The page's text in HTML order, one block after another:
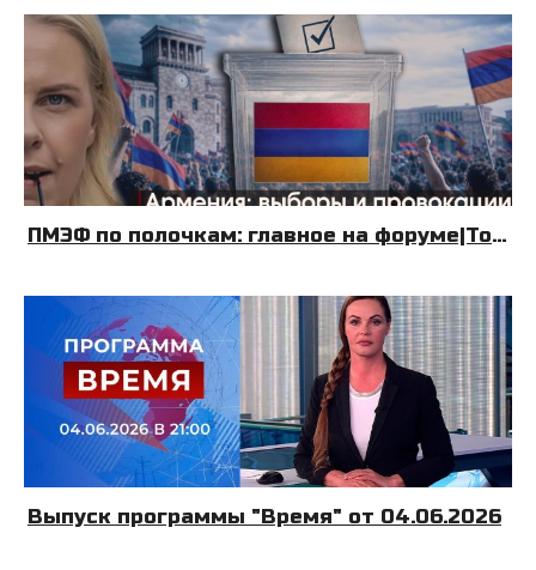
ПМЭФ по полочкам: главное на форуме|Топливный Крым| Армения: выборы и провокации|08.06.26|УДНБ
Выпуск программы "Время" от 04.06.2026